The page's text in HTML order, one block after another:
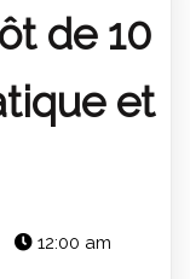
de 10
et
12:00 am